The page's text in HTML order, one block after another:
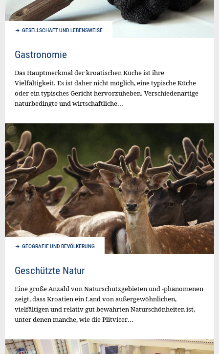
GESELLSCHAFT UND LEBENSWEISE
Gastronomie
Das Hauptmerkmal der kroatischen Küche ist ihre
Vielfältigkeit. Es ist daher nicht möglich, eine typische Küche
oder ein typisches Gericht hervorzuheben. Verschiedenartige
naturbedingte und wirtschaftliche...
GEOGRAFIE UND BEVÖLKERUNG
Geschützte Natur
Eine große Anzahl von Naturschutzgebieten und -phänomenen
zeigt, dass Kroatien ein Land von außergewöhnlichen,
vielfältigen und relativ gut bewahrten Naturschönheiten ist,
unter denen manche, wie die Plitvicer...